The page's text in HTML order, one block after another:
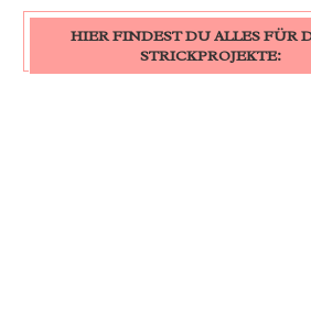
HIER FINDEST DU ALLES FÜR
STRICKPROJEKTE: